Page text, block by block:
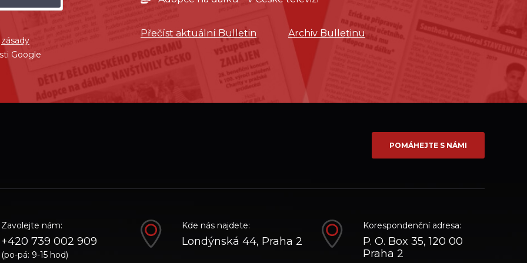
zásady
Google
Přečíst aktuální Bulletin Archiv Bulletinu
POMÁHEJTE S NÁMI
Zavolejte nám:
+420 739 002 909
(po-pá: 9-15 hod)
Kde nás najdete:
Londýnská 44, Praha 2
Korespondenční adresa:
P. O. Box 35, 120 00
Praha 2